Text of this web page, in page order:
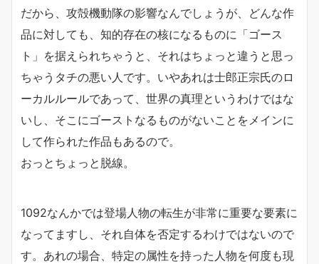
だから、攻殻機動隊の影響なんでしょうが、どんな作
品に対しても、知的存在の核になるものに「ゴース
ト」を据えられちゃうと、それはちょっと違うと思っ
ちゃうタチの悪い人です。いやあれは士郎正宗氏のロ
ーカルルールであって、世界の真理というわけではな
いし、そこにゴーストなるものがないことをメインに
して作られた作品もあるので。
おっとちょっと脱線。
1092なんかでは登場人物の転生が非常に重要な要素に
なってますし、それ自体を否定するわけではないので
す。あれの場合、特定の属性を持った人物を何度も現